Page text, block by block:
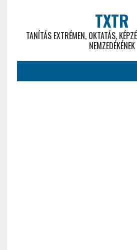
TXTR
TANÍTÁS EXTRÉMEN, OKTATÁS,
NEMZEDÉKÉNEK